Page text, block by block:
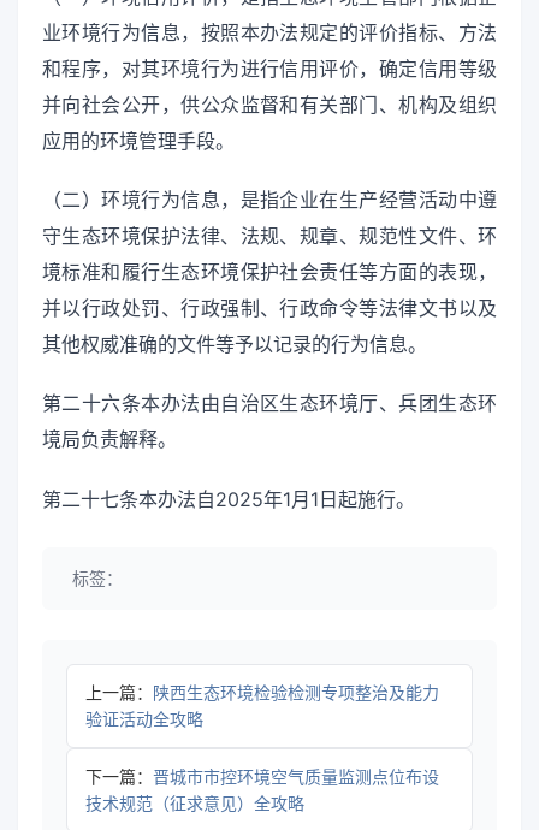
业环境行为信息，按照本办法规定的评价指标、方法
和程序，对其环境行为进行信用评价，确定信用等级
并向社会公开，供公众监督和有关部门、机构及组织
应用的环境管理手段。
（二）环境行为信息，是指企业在生产经营活动中遵
守生态环境保护法律、法规、规章、规范性文件、环
境标准和履行生态环境保护社会责任等方面的表现，
并以行政处罚、行政强制、行政命令等法律文书以及
其他权威准确的文件等予以记录的行为信息。
第二十六条本办法由自治区生态环境厅、兵团生态环
境局负责解释。
第二十七条本办法自2025年1月1日起施行。
标签：
上一篇： 陕西生态环境检验检测专项整治及能力
验证活动全攻略
下一篇： 晋城市市控环境空气质量监测点位布设
技术规范（征求意见）全攻略